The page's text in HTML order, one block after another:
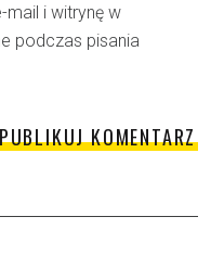
mail i witrynę w
podczas pisania